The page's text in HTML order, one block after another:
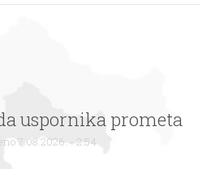
uspornika prometa
7.08.2026. - 2:54